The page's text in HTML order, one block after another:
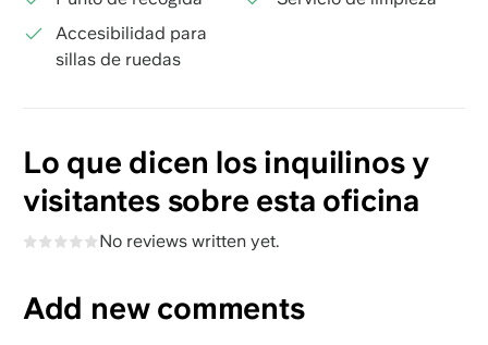
Accesibilidad para
sillas de ruedas
Lo que dicen los inquilinos y
visitantes sobre esta oficina
No reviews written yet.
Add new comments